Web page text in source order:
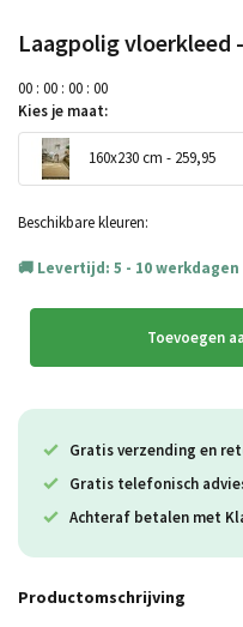
Laagpolig vloerkleed
00 : 00 : 00 : 00
Kies je maat:
160x230 cm - 259,95
Beschikbare kleuren:
Levertijd: 5 - 10 werkdagen
Toevoegen
Gratis verzending en
Gratis telefonisch
Achteraf betalen met
Productomschrijving